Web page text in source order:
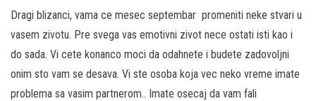
Dragi blizanci, vama ce mesec septembar promeniti neke stvari u
vasem zivotu. Pre svega vas emotivni zivot nece ostati isti kao i
do sada. Vi cete konanco moci da odahnete i budete zadovoljni
onim sto vam se desava. Vi ste osoba koja vec neko vreme imate
problema sa vasim partnerom.. Imate osecaj da vam fali